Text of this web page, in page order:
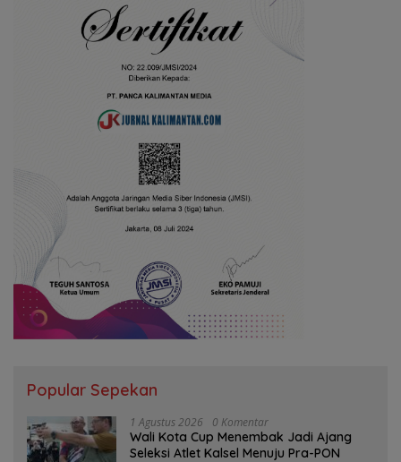
Popular Sepekan
1 Agustus 2026 0 Komentar
Wali Kota Cup Menembak Jadi Ajang
Seleksi Atlet Kalsel Menuju Pra-PON